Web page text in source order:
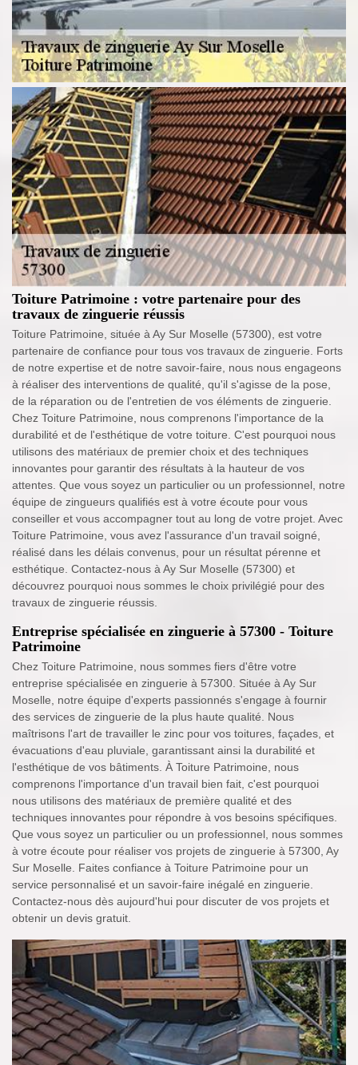
Toiture Patrimoine : votre partenaire pour des
travaux de zinguerie réussis
Toiture Patrimoine, située à Ay Sur Moselle (57300), est votre
partenaire de confiance pour tous vos travaux de zinguerie. Forts
de notre expertise et de notre savoir-faire, nous nous engageons
à réaliser des interventions de qualité, qu'il s'agisse de la pose,
de la réparation ou de l'entretien de vos éléments de zinguerie.
Chez Toiture Patrimoine, nous comprenons l'importance de la
durabilité et de l'esthétique de votre toiture. C'est pourquoi nous
utilisons des matériaux de premier choix et des techniques
innovantes pour garantir des résultats à la hauteur de vos
attentes. Que vous soyez un particulier ou un professionnel, notre
équipe de zingueurs qualifiés est à votre écoute pour vous
conseiller et vous accompagner tout au long de votre projet. Avec
Toiture Patrimoine, vous avez l'assurance d'un travail soigné,
réalisé dans les délais convenus, pour un résultat pérenne et
esthétique. Contactez-nous à Ay Sur Moselle (57300) et
découvrez pourquoi nous sommes le choix privilégié pour des
travaux de zinguerie réussis.
Entreprise spécialisée en zinguerie à 57300 - Toiture
Patrimoine
Chez Toiture Patrimoine, nous sommes fiers d'être votre
entreprise spécialisée en zinguerie à 57300. Située à Ay Sur
Moselle, notre équipe d'experts passionnés s'engage à fournir
des services de zinguerie de la plus haute qualité. Nous
maîtrisons l'art de travailler le zinc pour vos toitures, façades, et
évacuations d'eau pluviale, garantissant ainsi la durabilité et
l'esthétique de vos bâtiments. À Toiture Patrimoine, nous
comprenons l'importance d'un travail bien fait, c'est pourquoi
nous utilisons des matériaux de première qualité et des
techniques innovantes pour répondre à vos besoins spécifiques.
Que vous soyez un particulier ou un professionnel, nous sommes
à votre écoute pour réaliser vos projets de zinguerie à 57300, Ay
Sur Moselle. Faites confiance à Toiture Patrimoine pour un
service personnalisé et un savoir-faire inégalé en zinguerie.
Contactez-nous dès aujourd'hui pour discuter de vos projets et
obtenir un devis gratuit.